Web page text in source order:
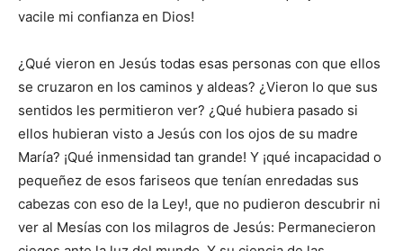
vacile mi confianza en Dios!
¿Qué vieron en Jesús todas esas personas con que ellos
se cruzaron en los caminos y aldeas? ¿Vieron lo que sus
sentidos les permitieron ver? ¿Qué hubiera pasado si
ellos hubieran visto a Jesús con los ojos de su madre
María? ¡Qué inmensidad tan grande! Y ¡qué incapacidad o
pequeñez de esos fariseos que tenían enredadas sus
cabezas con eso de la Ley!, que no pudieron descubrir ni
ver al Mesías con los milagros de Jesús: Permanecieron